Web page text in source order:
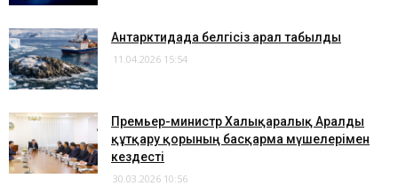
Антарктидада белгісіз арал табылды
11.04.2026 15:54
Премьер-министр Халықаралық Аралды
құтқару қорының басқарма мүшелерімен
кездесті
30.03.2026 10:56